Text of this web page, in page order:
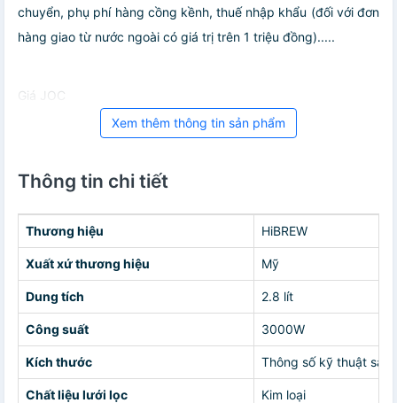
chuyển, phụ phí hàng cồng kềnh, thuế nhập khẩu (đối với đơn
hàng giao từ nước ngoài có giá trị trên 1 triệu đồng).....
Giá JOC
Xem thêm thông tin sản phẩm
Thông tin chi tiết
Thương hiệu HiBREW
Xuất xứ thương hiệu Mỹ
Dung tích 2.8 lít
Công suất 3000W
Kích thước Thông số kỹ thuật sản
Chất liệu lưới lọc Kim loại